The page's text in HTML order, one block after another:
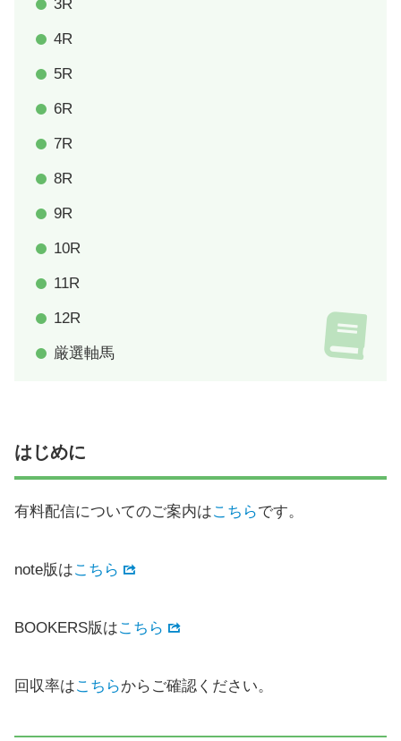
3R
4R
5R
6R
7R
8R
9R
10R
11R
12R
厳選軸馬
はじめに
有料配信についてのご案内はこちらです。
note版はこちら
BOOKERS版はこちら
回収率はこちらからご確認ください。